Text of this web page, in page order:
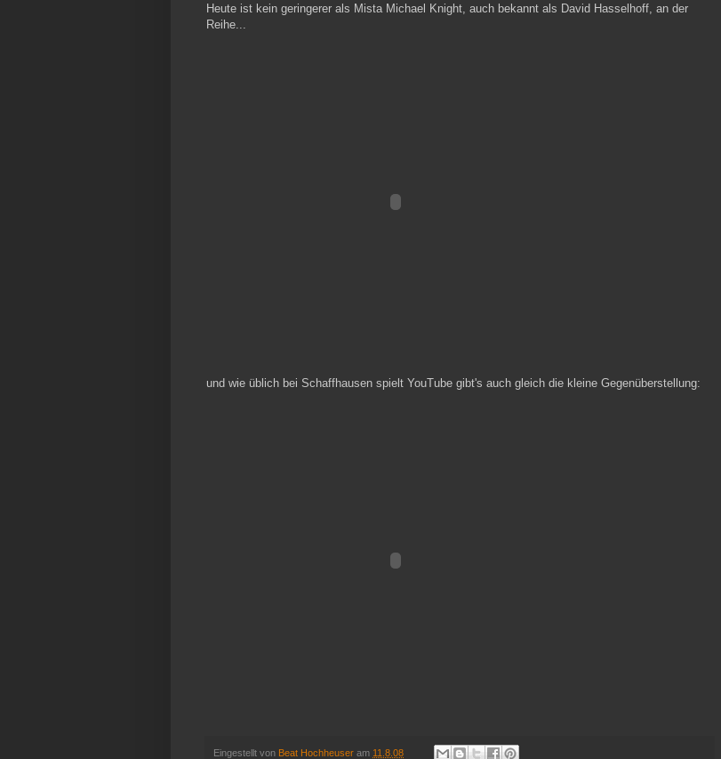
Heute ist kein geringerer als Mista Michael Knight, auch bekannt als David Hasselhoff, an der
Reihe...
und wie üblich bei Schaffhausen spielt YouTube gibt's auch gleich die kleine Gegenüberstellung:
Eingestellt von Beat Hochheuser am 11.8.08